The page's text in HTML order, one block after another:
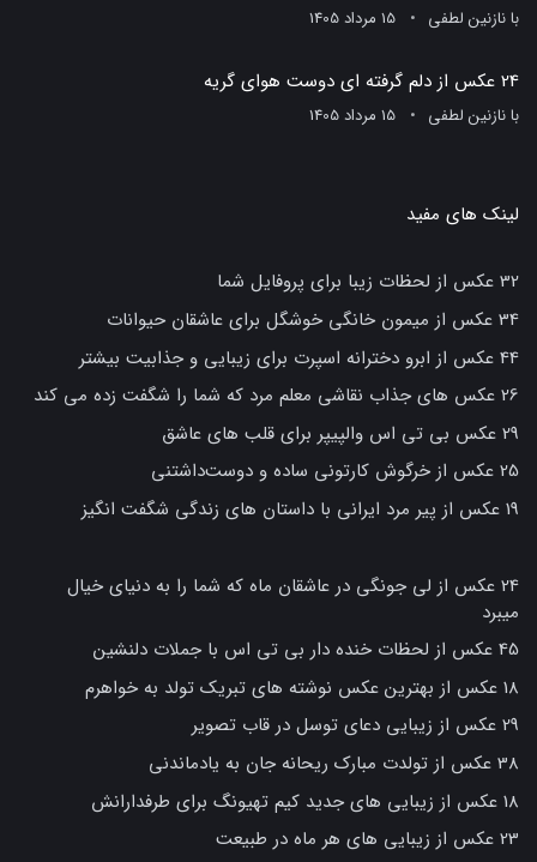
بانازنین لطفی 15 مرداد 1405
24 عکس از دلم گرفته ای دوست هوای گریه
بانازنین لطفی 15 مرداد 1405
لینک های مفید
32 عکس از لحظات زیبا برای پروفایل شما
34 عکس از میمون خانگی خوشگل برای عاشقان حیوانات
44 عکس از ابرو دخترانه اسپرت برای زیبایی و جذابیت بیشتر
26 عکس های جذاب نقاشی معلم مرد که شما را شگفت زده می کند
29 عکس بی تی اس والپیپر برای قلب های عاشق
25 عکس از خرگوش کارتونی ساده و دوست‌داشتنی
19 عکس از پیر مرد ایرانی با داستان های زندگی شگفت انگیز
24 عکس از لی جونگی در عاشقان ماه که شما را به دنیای خیال
میبرد
45 عکس از لحظات خنده دار بی تی اس با جملات دلنشین
18 عکس از بهترین عکس نوشته های تبریک تولد به خواهرم
29 عکس از زیبایی دعای توسل در قاب تصویر
38 عکس از تولدت مبارک ریحانه جان به یادماندنی
18 عکس از زیبایی های جدید کیم تهیونگ برای طرفدارانش
23 عکس از زیبایی های هر ماه در طبیعت